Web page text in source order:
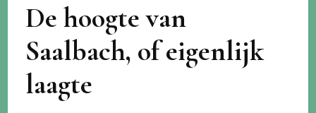
De hoogte van
Saalbach, of eigenlijk
laagte